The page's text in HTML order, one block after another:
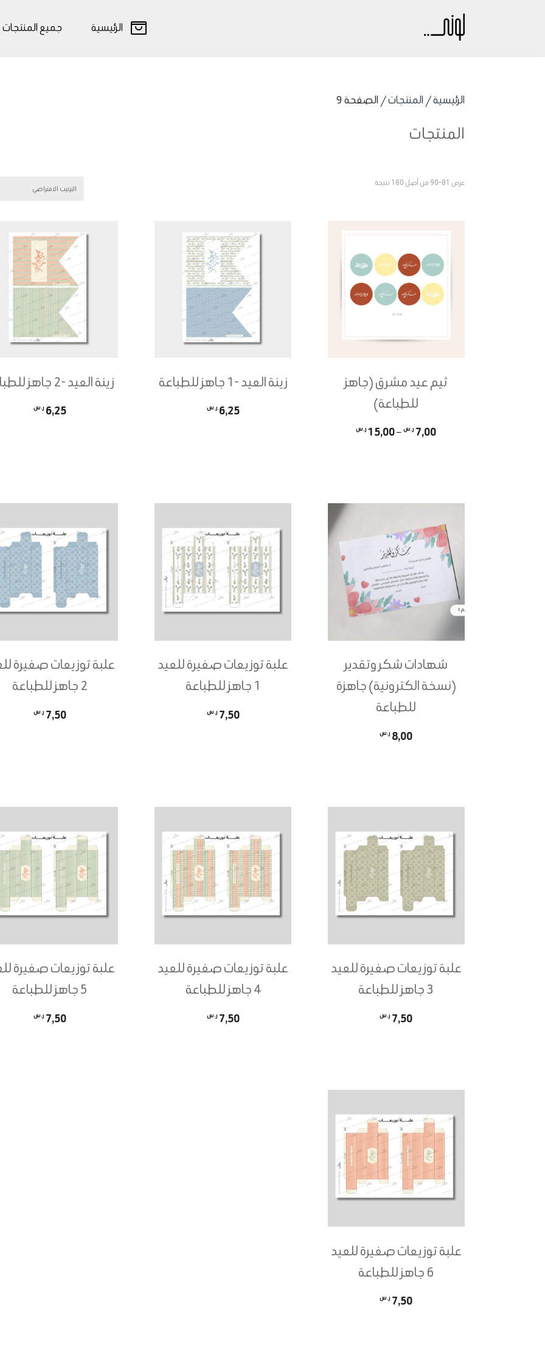
الرئيسية جميع المنتجات
الرئيسية/ المنتجات/ الصفحة 9
المنتجات
عرض 81–90 من أصل 180 نتيجة
ثيم عيد مشرق (جاهز
للطباعة)
7,00 ر.س –
15,00 ر.سنطاق
خلال
⁦15,00ر.س⁩
المختلفة
لهذا
المنتج.
يمكن
اختيار
الخيارات
على
صفحة
المنتج
زينة العيد -1 جاهز للطباعة
6,25 ر.س
زينة العيد -2 جاهز للطباعة
6,25 ر.س
شهادات شكر وتقدير
(نسخة الكترونية) جاهزة
للطباعة
8,00 ر.س
المختلفة
لهذا
المنتج.
يمكن
اختيار
الخيارات
على
صفحة
علبة توزيعات صغيرة للعيد
1 جاهز للطباعة
7,50 ر.س
علبة توزيعات صغيرة
2 جاهز للطباعة
7,50 ر.س
علبة توزيعات صغيرة للعيد
3 جاهز للطباعة
7,50 ر.س
علبة توزيعات صغيرة للعيد
4 جاهز للطباعة
7,50 ر.س
علبة توزيعات صغيرة
5 جاهز للطباعة
7,50 ر.س
علبة توزيعات صغيرة للعيد
6 جاهز للطباعة
7,50 ر.س